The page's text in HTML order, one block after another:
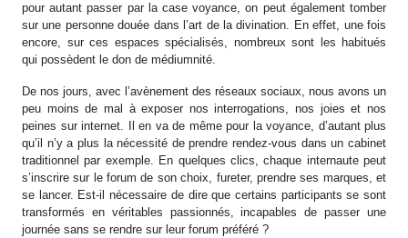
pour autant passer par la case voyance, on peut également tomber
sur une personne douée dans l’art de la divination. En effet, une fois
encore, sur ces espaces spécialisés, nombreux sont les habitués
qui possèdent le don de médiumnité.
De nos jours, avec l’avènement des réseaux sociaux, nous avons un
peu moins de mal à exposer nos interrogations, nos joies et nos
peines sur internet. Il en va de même pour la voyance, d’autant plus
qu’il n’y a plus la nécessité de prendre rendez-vous dans un cabinet
traditionnel par exemple. En quelques clics, chaque internaute peut
s’inscrire sur le forum de son choix, fureter, prendre ses marques, et
se lancer. Est-il nécessaire de dire que certains participants se sont
transformés en véritables passionnés, incapables de passer une
journée sans se rendre sur leur forum préféré ?